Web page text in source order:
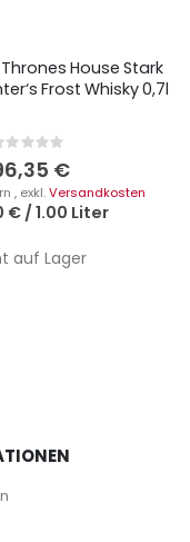
House Stark
Frost Whisky 0,7l
Rating:
€
, exkl.Versandkosten
€ /1.00 Liter
auf Lager